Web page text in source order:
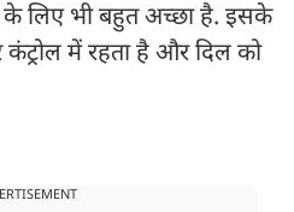
लिए भी बहुत अच्छा है. इसके
में रहता है और दिल को